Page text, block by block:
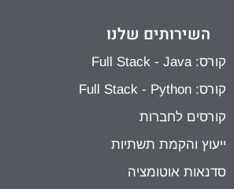
השירותים שלנו
קורס: Full Stack - Java
קורס: Full Stack - Python
קורסים לחברות
ייעוץ והקמת תשתיות
סדנאות אוטומציה